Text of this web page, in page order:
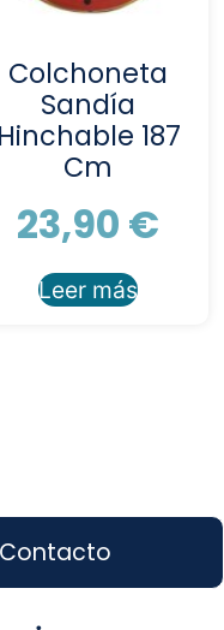
Colchoneta
Sandía
Hinchable 187
Cm
23,90 €
Leer más
Contacto